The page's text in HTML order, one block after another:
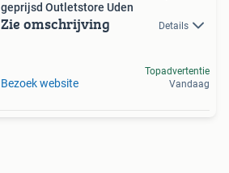
geprijsd Outletstore Uden
Zie omschrijving Details
Bezoek website
Topadvertentie
Vandaag